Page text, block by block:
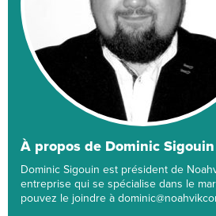
À propos de Dominic Sigouin
Dominic Sigouin est président de
entreprise qui se spécialise dans le
pouvez le joindre à